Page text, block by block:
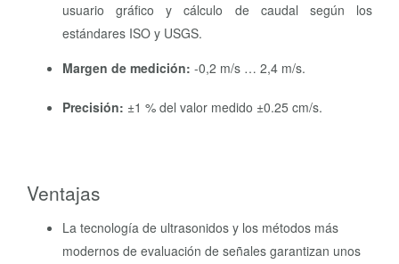
usuario gráfico y cálculo de caudal según los
estándares ISO y USGS.
Margen de medición: -0,2 m/s … 2,4 m/s.
Precisión: ±1 % del valor medido ±0.25 cm/s.
Ventajas
La tecnología de ultrasonidos y los métodos más
modernos de evaluación de señales garantizan unos